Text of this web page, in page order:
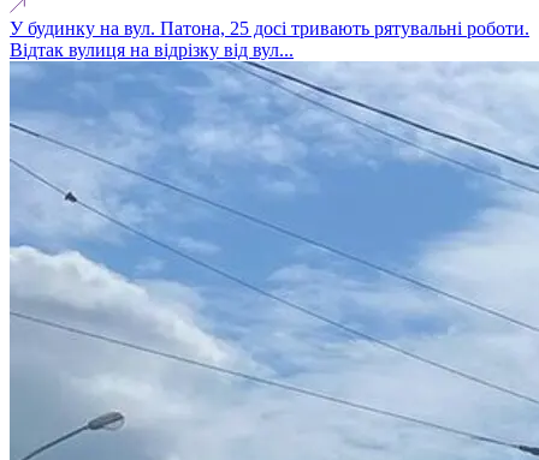
У будинку на вул. Патона, 25 досі тривають рятувальні роботи.
Відтак вулиця на відрізку від вул...